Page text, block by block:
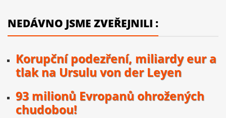
NEDÁVNO JSME ZVEŘEJNILI :
Korupční podezření, miliardy eur a
tlak na Ursulu von der Leyen
93 milionů Evropanů ohrožených
chudobou!